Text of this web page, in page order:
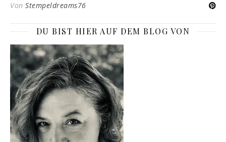
Von Stempeldreams76
DU BIST HIER AUF DEM BLOG VON